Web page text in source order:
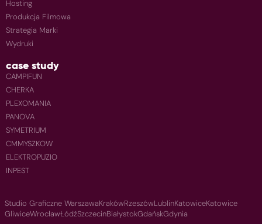
Hosting
Produkcja Filmowa
Strategia Marki
Wydruki
case study
CAMPIFUN
CHERKA
PLEXOMANIA
PANOVA
SYMETRIUM
CMMYSZKOW
ELEKTROPUZIO
INPEST
Studio Graficzne WarszawaKrakówRzeszówLublinKatowiceKatowice
GliwiceWrocławŁódźSzczecinBiałystokGdańskGdynia